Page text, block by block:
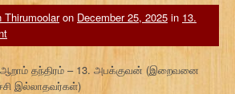
Thirumoolaron December 25, 2025 in 13.
ஆறாம் தந்திரம் – 13. அபக்குவன் (இறைவனை
இல்லாதவர்கள்)